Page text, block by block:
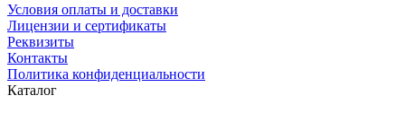
Условия оплаты и доставки
Лицензии и сертификаты
Реквизиты
Контакты
Политика конфиденциальности
Каталог